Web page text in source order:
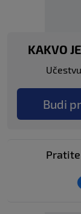
KAKVO
Budi